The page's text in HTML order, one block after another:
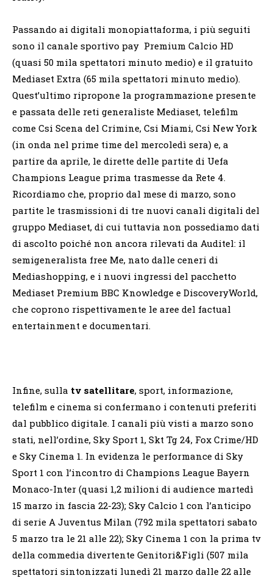
Passando ai digitali monopiattaforma, i più seguiti
sono il canale sportivo pay Premium Calcio HD
(quasi 50 mila spettatori minuto medio) e il gratuito
Mediaset Extra (65 mila spettatori minuto medio).
Quest’ultimo ripropone la programmazione presente
e passata delle reti generaliste Mediaset, telefilm
come Csi Scena del Crimine, Csi Miami, Csi New York
(in onda nel prime time del mercoledì sera) e, a
partire da aprile, le dirette delle partite di Uefa
Champions League prima trasmesse da Rete 4.
Ricordiamo che, proprio dal mese di marzo, sono
partite le trasmissioni di tre nuovi canali digitali del
gruppo Mediaset, di cui tuttavia non possediamo dati
di ascolto poiché non ancora rilevati da Auditel: il
semigeneralista free Me, nato dalle ceneri di
Mediashopping, e i nuovi ingressi del pacchetto
Mediaset Premium BBC Knowledge e DiscoveryWorld,
che coprono rispettivamente le aree del factual
entertainment e documentari.
Infine, sulla tv satellitare, sport, informazione,
telefilm e cinema si confermano i contenuti preferiti
dal pubblico digitale. I canali più visti a marzo sono
stati, nell’ordine, Sky Sport 1, Skt Tg 24, Fox Crime/HD
e Sky Cinema 1. In evidenza le performance di Sky
Sport 1 con l’incontro di Champions League Bayern
Monaco-Inter (quasi 1,2 milioni di audience martedì
15 marzo in fascia 22-23); Sky Calcio 1 con l’anticipo
di serie A Juventus Milan (792 mila spettatori sabato
5 marzo tra le 21 alle 22); Sky Cinema 1 con la prima tv
della commedia divertente Genitori&Figli (507 mila
spettatori sintonizzati lunedì 21 marzo dalle 22 alle